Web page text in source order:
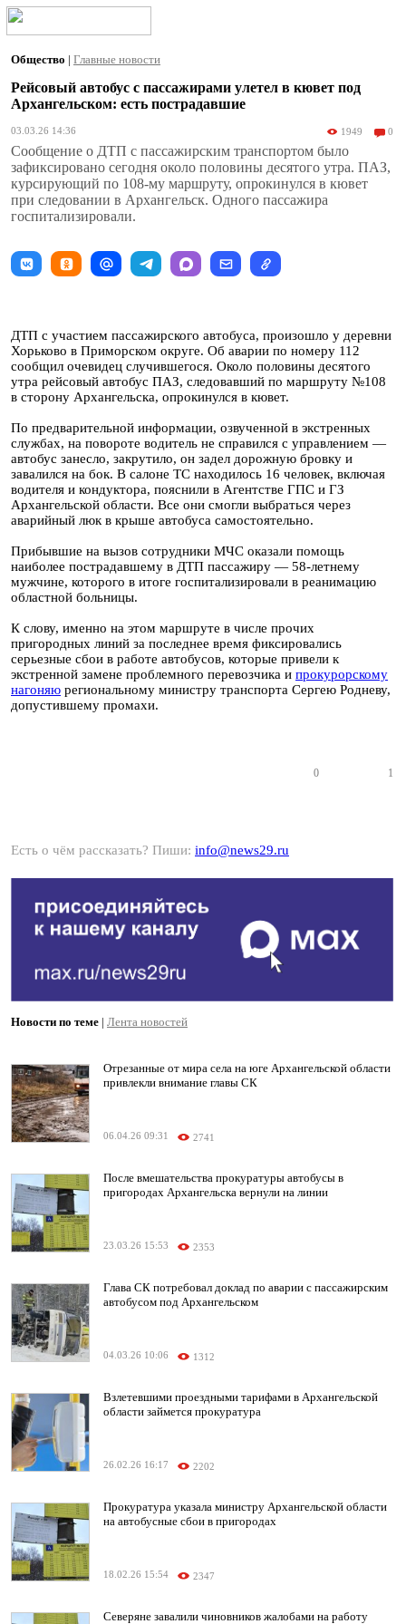
Общество | Главные новости
Рейсовый автобус с пассажирами улетел в кювет под
Архангельском: есть пострадавшие
03.03.26 14:36 1949 0
Сообщение о ДТП с пассажирским транспортом было
зафиксировано сегодня около половины десятого утра. ПАЗ,
курсирующий по 108-му маршруту, опрокинулся в кювет
при следовании в Архангельск. Одного пассажира
госпитализировали.
ДТП с участием пассажирского автобуса, произошло у деревни
Хорьково в Приморском округе. Об аварии по номеру 112
сообщил очевидец случившегося. Около половины десятого
утра рейсовый автобус ПАЗ, следовавший по маршруту №108
в сторону Архангельска, опрокинулся в кювет.
По предварительной информации, озвученной в экстренных
службах, на повороте водитель не справился с управлением —
автобус занесло, закрутило, он задел дорожную бровку и
завалился на бок. В салоне ТС находилось 16 человек, включая
водителя и кондуктора, пояснили в Агентстве ГПС и ГЗ
Архангельской области. Все они смогли выбраться через
аварийный люк в крыше автобуса самостоятельно.
Прибывшие на вызов сотрудники МЧС оказали помощь
наиболее пострадавшему в ДТП пассажиру — 58-летнему
мужчине, которого в итоге госпитализировали в реанимацию
областной больницы.
К слову, именно на этом маршруте в числе прочих
пригородных линий за последнее время фиксировались
серьезные сбои в работе автобусов, которые привели к
экстренной замене проблемного перевозчика и прокурорскому
нагоняю региональному министру транспорта Сергею Родневу,
допустившему промахи.
0 1
Есть о чём рассказать? Пиши: info@news29.ru
Новости по теме | Лента новостей
Отрезанные от мира села на юге Архангельской области
привлекли внимание главы СК
06.04.26 09:31 2741
После вмешательства прокуратуры автобусы в
пригородах Архангельска вернули на линии
23.03.26 15:53 2353
Глава СК потребовал доклад по аварии с пассажирским
автобусом под Архангельском
04.03.26 10:06 1312
Взлетевшими проездными тарифами в Архангельской
области займется прокуратура
26.02.26 16:17 2202
Прокуратура указала министру Архангельской области
на автобусные сбои в пригородах
18.02.26 15:54 2347
Северяне завалили чиновников жалобами на работу